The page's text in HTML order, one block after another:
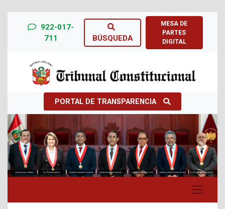
922-017-
711
BÚSQUEDA
MESA DE
PARTES
DIGITAL
PORTAL DE TRANSPARENCIA
Previous Next